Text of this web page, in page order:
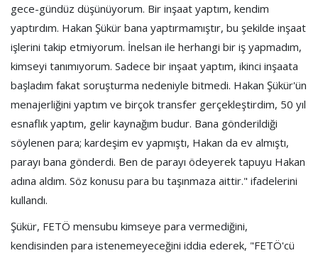
gece-gündüz düşünüyorum. Bir inşaat yaptım, kendim
yaptırdım. Hakan Şükür bana yaptırmamıştır, bu şekilde inşaat
işlerini takip etmiyorum. İnelsan ile herhangi bir iş yapmadım,
kimseyi tanımıyorum. Sadece bir inşaat yaptım, ikinci inşaata
başladım fakat soruşturma nedeniyle bitmedi. Hakan Şükür'ün
menajerliğini yaptım ve birçok transfer gerçekleştirdim, 50 yıl
esnaflık yaptım, gelir kaynağım budur. Bana gönderildiği
söylenen para; kardeşim ev yapmıştı, Hakan da ev almıştı,
parayı bana gönderdi. Ben de parayı ödeyerek tapuyu Hakan
adına aldım. Söz konusu para bu taşınmaza aittir." ifadelerini
kullandı.
Şükür, FETÖ mensubu kimseye para vermediğini,
kendisinden para istenemeyeceğini iddia ederek, "FETÖ'cü